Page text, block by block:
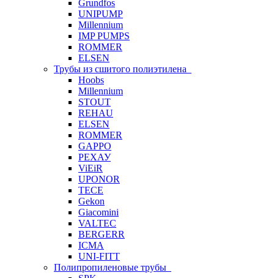
Grundfos
UNIPUMP
Millennium
IMP PUMPS
ROMMER
ELSEN
Трубы из сшитого полиэтилена
Hoobs
Millennium
STOUT
REHAU
ELSEN
ROMMER
GAPPO
РЕХАУ
ViEiR
UPONOR
TECE
Gekon
Giacomini
VALTEC
BERGERR
ICMA
UNI-FITT
Полипропиленовые трубы